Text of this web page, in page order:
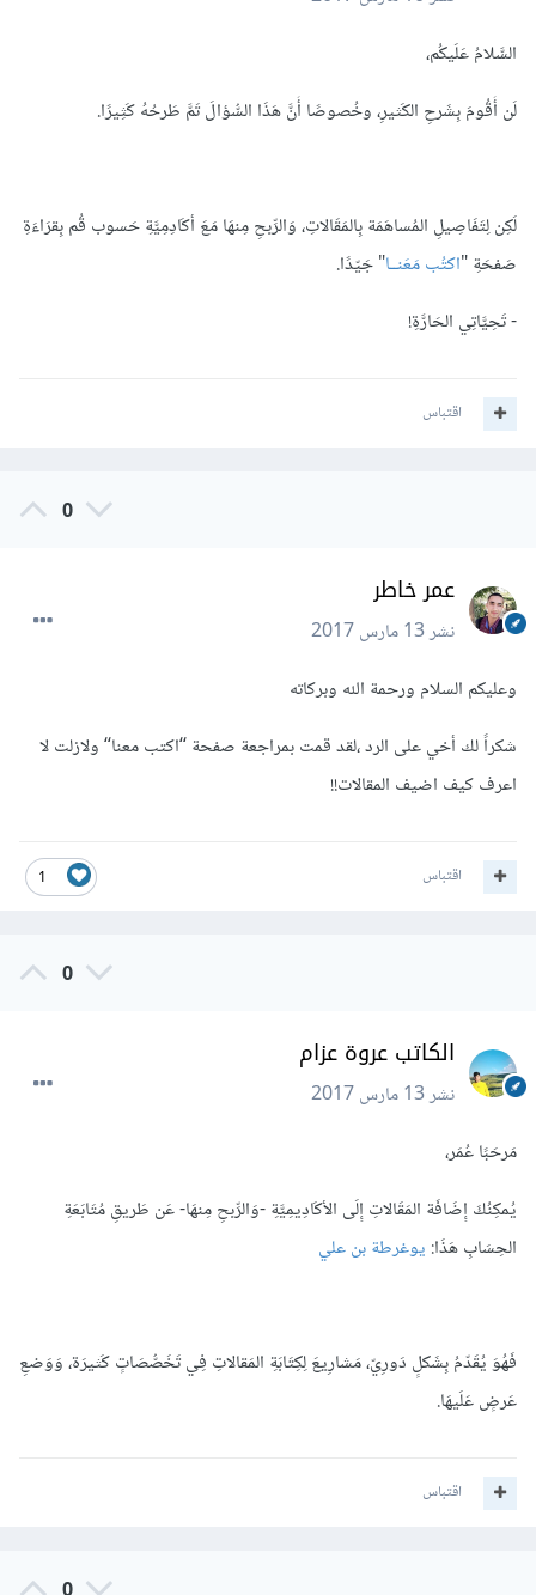
السَّلامُ عَلَيكُم،
لَن أَقُومَ بِشَرحِ الكَثيرِ، وخُصوصًا أَنَّ هَذَا السُّؤالَ تَمَّ طَرحُهُ كَثِيرًا.
لَكِن لِتَفَاصِيلِ المُساهَمَة بِالمَقَالاتِ، وَالرِّبحِ مِنهَا مَعَ أكَادِمِيَّةِ حَسوب قُم بِقرَاءَةِ
صَفحَةِ "اكتُب مَعَنــا" جَيّدًا.
- تَحِيَّاتِي الحَارَّةِ!
اقتباس
0
عمر خاطر
نشر13 مارس 2017
وعليكم السلام ورحمة الله وبركاته
شكراً لك أخي على الرد ،لقد قمت بمراجعة صفحة ‘‘اكتب معنا‘‘ ولازلت لا
اعرف كيف اضيف المقالات!!
1 اقتباس
0
الكاتب عروة عزام
نشر13 مارس 2017
مَرحَبًا عُمَر،
يُمكِنُكَ إِضَافَة المَقَالاتِ إِلَى الأكَادِيمِيَّةِ -وَالرِّبحِ مِنهَا- عَن طَريقِ مُتَابَعَةِ
الحِسَابِ هَذَا: يوغرطة بن علي
فَهُوَ يُقَدّمُ بِشَكلٍ دَورِيّ، مَشارِيعَ لِكِتَابَةِ المَقالاتِ فِي تَخَصُّصَاتٍ كَثيرَة، وَوَضعِ
عَرضٍ عَلَيهَا.
اقتباس